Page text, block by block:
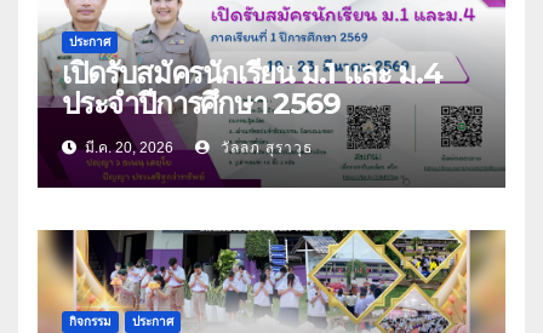
ประกาศ
เปิดรับสมัครนักเรียน ม.1 และ ม.4
ประจำปีการศึกษา 2569
มี.ค. 20, 2026 วัลลภ สุราวุธ
กิจกรรม ประกาศ